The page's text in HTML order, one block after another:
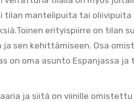
tilan mantelipuita tai
erityispiirre on tilan
sen kehittämiseen. Osa
on oma asunto Espanjassa
ja siitä on viinille